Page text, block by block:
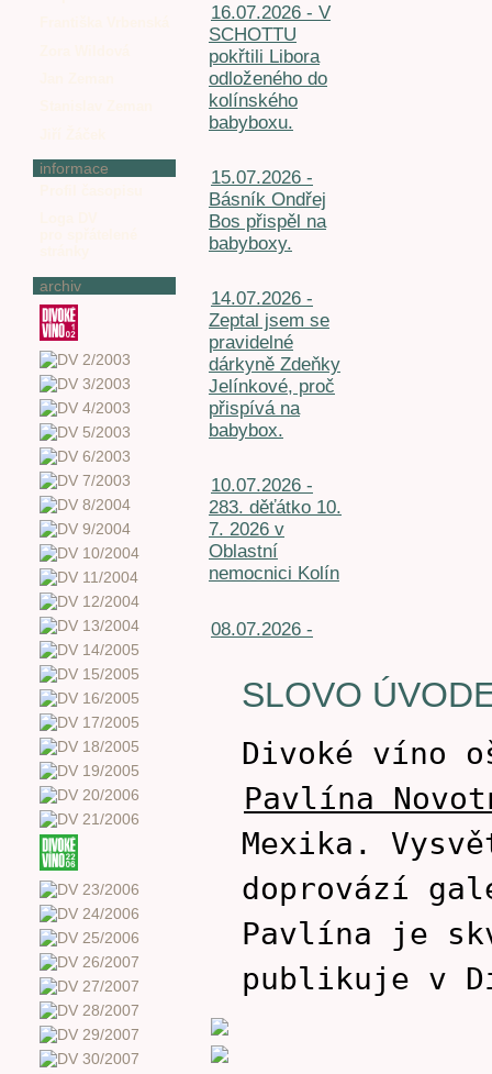
informace
archiv
16.07.2026 - V
SCHOTTU
pokřtili Libora
odloženého do
kolínského
babyboxu.
15.07.2026 -
Básník Ondřej
Bos přispěl na
babyboxy.
14.07.2026 -
Zeptal jsem se
pravidelné
dárkyně Zdeňky
Jelínkové, proč
přispívá na
babybox.
10.07.2026 -
283. děťátko 10.
7. 2026 v
Oblastní
nemocnici Kolín
08.07.2026 -
SLOVO
Divoké víno
Pavlína
Mexika.
doprovází
Pavlína je
publikuje v